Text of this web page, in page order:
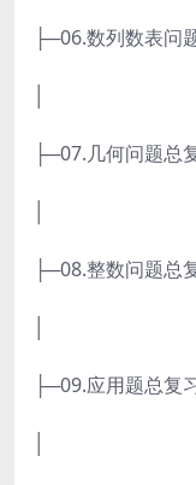
├─06.数列数表问
├─07.几何问题总
├─08.整数问题总
├─09.应用题总复